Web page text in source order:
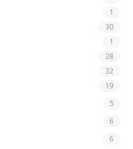
1
30
1
28
32
19
5
6
6